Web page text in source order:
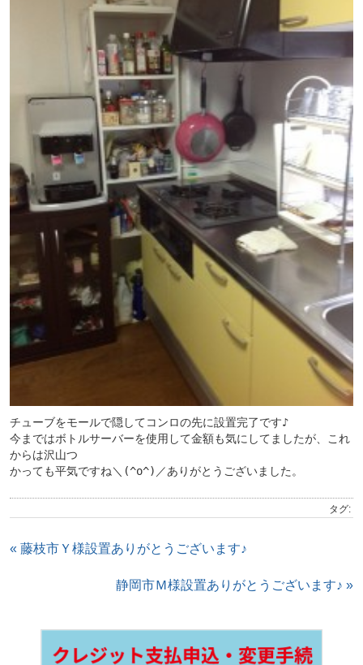
チューブをモールで隠してコンロの先に設置完了です♪
今まではボトルサーバーを使用して金額も気にしてましたが、これ
からは沢山つ
かっても平気ですね＼(^o^)／ありがとうございました。
タグ:
« 藤枝市Ｙ様設置ありがとうございます♪
静岡市Ｍ様設置ありがとうございます♪ »